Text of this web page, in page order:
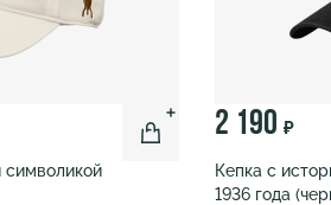
символикой
2 190 ₽
Кепка с
1936 года